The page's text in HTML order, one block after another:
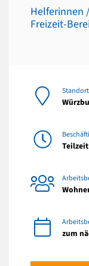
Helferinnen
Freizeit-
Standort
Teilzeit
zum